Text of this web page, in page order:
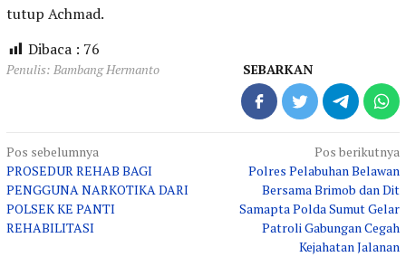
tutup Achmad.
Dibaca : 76
Penulis: Bambang Hermanto SEBARKAN
Navigasi
pos
Pos sebelumnya
PROSEDUR REHAB BAGI
PENGGUNA NARKOTIKA DARI
POLSEK KE PANTI
REHABILITASI
Pos berikutnya
Polres Pelabuhan Belawan
Bersama Brimob dan Dit
Samapta Polda Sumut Gelar
Patroli Gabungan Cegah
Kejahatan Jalanan